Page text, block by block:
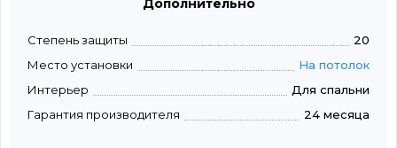
Дополнительно
Степень защиты
20
Место установки
На потолок
Интерьер
Для спальни
Гарантия производителя
24 месяца